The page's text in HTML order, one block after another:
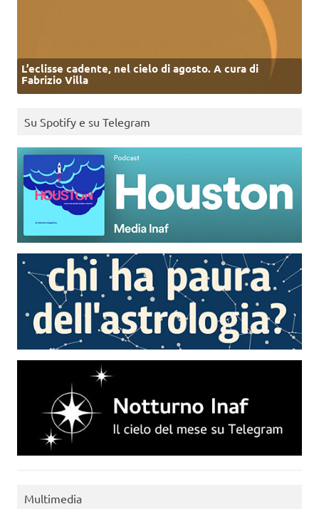
L’eclisse cadente, nel cielo di agosto. A cura di
Fabrizio Villa
Su Spotify e su Telegram
Multimedia